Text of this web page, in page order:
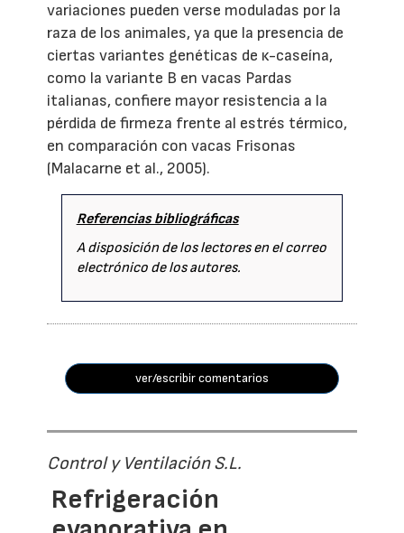
variaciones pueden verse moduladas por la
raza de los animales, ya que la presencia de
ciertas variantes genéticas de κ-caseína,
como la variante B en vacas Pardas
italianas, confiere mayor resistencia a la
pérdida de firmeza frente al estrés térmico,
en comparación con vacas Frisonas
(Malacarne et al., 2005).
Referencias bibliográficas
A disposición de los lectores en el correo
electrónico de los autores.
ver/escribir comentarios
Control y Ventilación S.L.
Refrigeración